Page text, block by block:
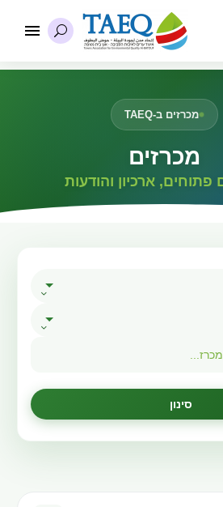
מכרזים ב-TAEQ
מכרזים
ארכיון והודעות
סינון